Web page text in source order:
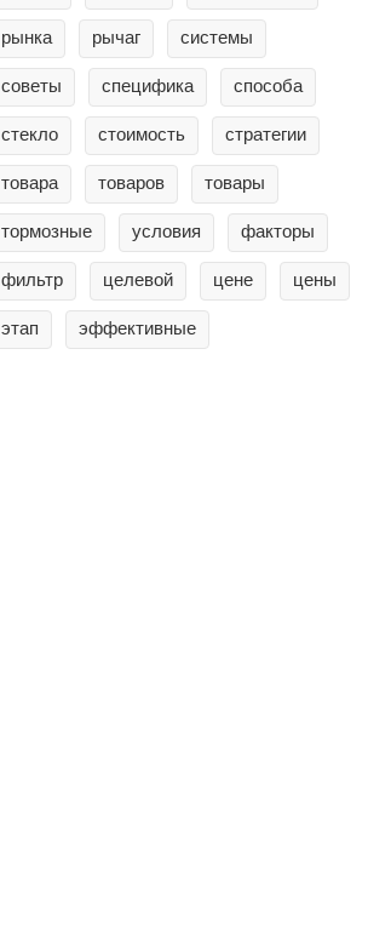
рынка рычаг системы
советы специфика способа
стекло стоимость стратегии
товара товаров товары
тормозные условия факторы
фильтр целевой цене цены
этап эффективные